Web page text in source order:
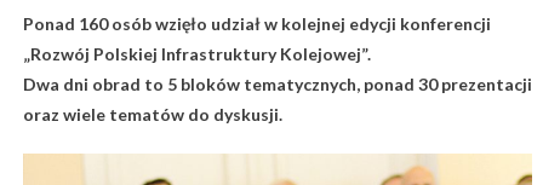
Ponad 160 osób wzięło udział w kolejnej edycji konferencji
„Rozwój Polskiej Infrastruktury Kolejowej”.
Dwa dni obrad to 5 bloków tematycznych, ponad 30 prezentacji
oraz wiele tematów do dyskusji.